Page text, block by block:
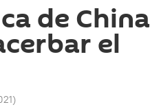
de China
el
)